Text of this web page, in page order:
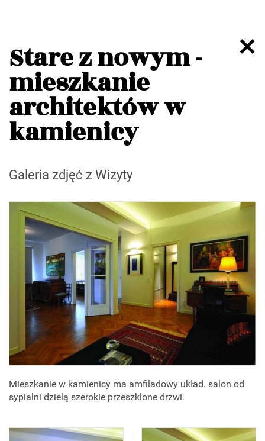
Stare z nowym -
mieszkanie
architektów w
kamienicy
Galeria zdjęć z Wizyty
Mieszkanie w kamienicy ma amfiladowy układ. salon od
sypialni dzielą szerokie przeszklone drzwi.